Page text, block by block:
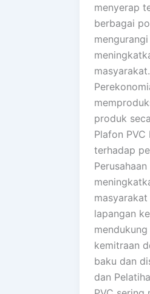
menyerap
berbagai
produk
Plafon
terhadap
lapangan
kemitraan
baku dan
dan